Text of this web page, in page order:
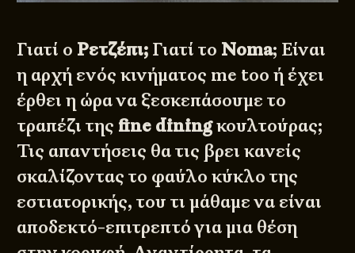
Γιατί ο Ρετζέπι; Γιατί το Νoma; Είναι
η αρχή ενός κινήματος me too ή έχει
έρθει η ώρα να ξεσκεπάσουμε το
τραπέζι της fine diningκουλτούρας;
Τις απαντήσεις θα τις βρει κανείς
σκαλίζοντας το φαύλο κύκλο της
εστιατορικής, του τι μάθαμε να είναι
αποδεκτό-επιτρεπτό για μια θέση